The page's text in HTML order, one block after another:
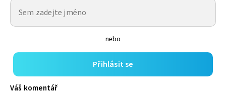
nebo
Přihlásit se
Váš komentář